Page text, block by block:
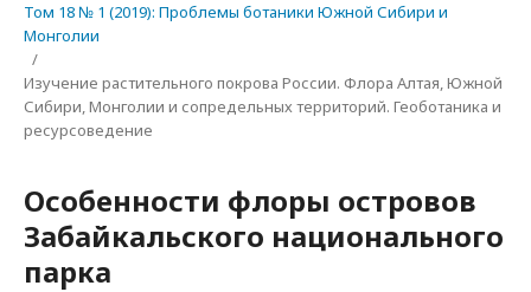
Том 18 № 1 (2019): Проблемы ботаники Южной Сибири и
Монголии
/
Изучение растительного покрова России. Флора Алтая, Южной
Сибири, Монголии и сопредельных территорий. Геоботаника и
ресурсоведение
Особенности флоры островов
Забайкальского национального
парка